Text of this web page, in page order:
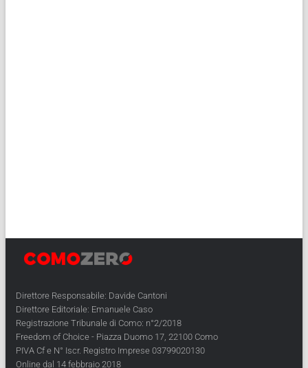
Direttore Responsabile: Davide Cantoni
Direttore Editoriale: Emanuele Caso
Registrazione Tribunale di Como: n°2/2018
Freedom of Choice - Piazza Duomo 17, 22100 Como
PIVA Cf e N° Iscr. Registro Imprese 03799020130
Online dal 14 febbraio 2018